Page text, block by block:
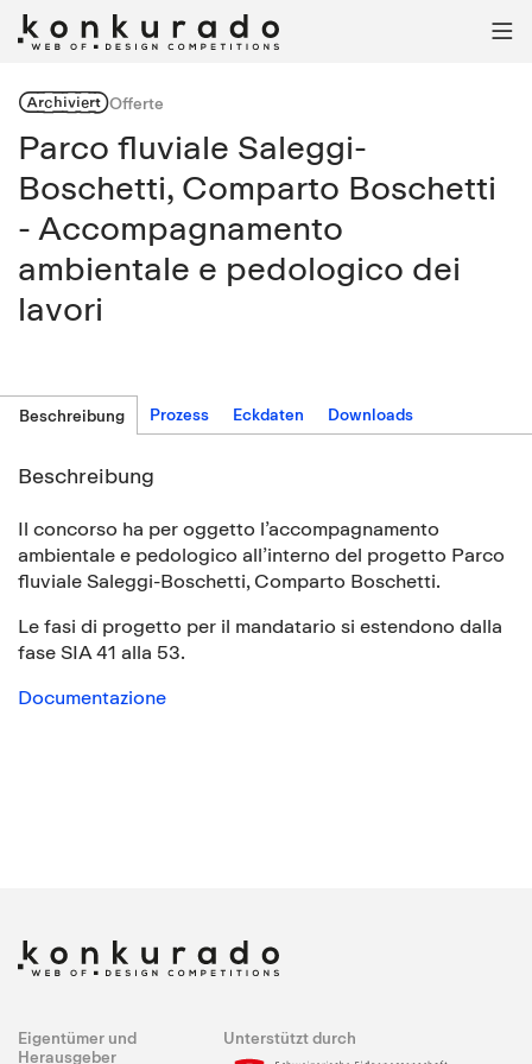

ArchiviertOfferte
Parco fluviale Saleggi-
Boschetti, Comparto Boschetti
- Accompagnamento
ambientale e pedologico dei
lavori
Beschreibung Prozess Eckdaten Downloads
Beschreibung
Il concorso ha per oggetto l’accompagnamento
ambientale e pedologico all’interno del progetto Parco
fluviale Saleggi-Boschetti, Comparto Boschetti.
Le fasi di progetto per il mandatario si estendono dalla
fase SIA 41 alla 53.
Documentazione
Eigentümer und
Herausgeber
Unterstützt durch